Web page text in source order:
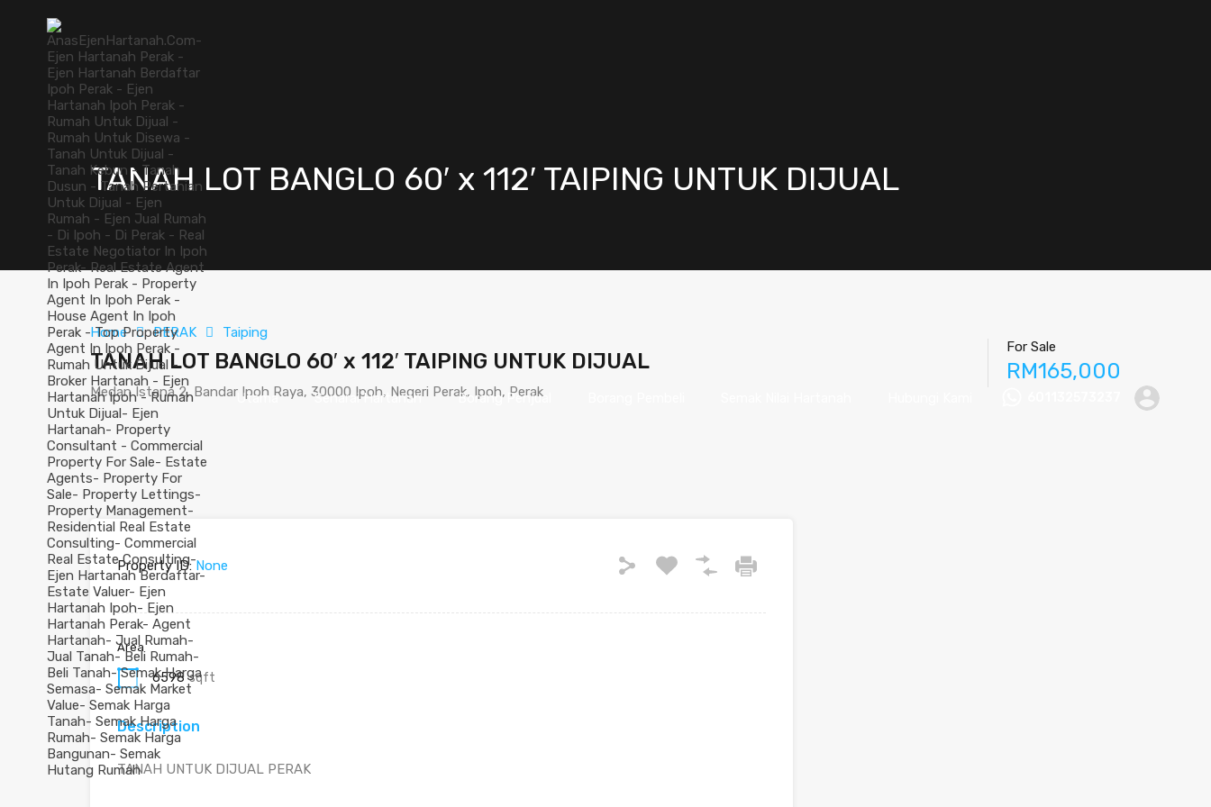
Utama Senarai Hartanah Borang Penjual
TANAH LOT BANGLO 60′ x 112′ TAIPING UNTUK DIJUAL
Home PERAK Taiping
TANAH LOT BANGLO 60′ x 112′ TAIPING UNTUK DIJUAL
Medan Istana 2, Bandar Ipoh Raya, 30000 Ipoh, Negeri Perak, Ipoh, Perak
For Sale
RM165,000
Property ID:None
Area
6598 sqft
Description
TANAH UNTUK DIJUAL PERAK